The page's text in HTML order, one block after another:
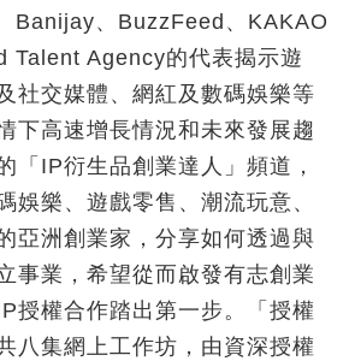
Banijay、BuzzFeed、KAKAO
Talent Agency的代表揭示遊
社交媒體、網紅及數碼娛樂等
下高速增長情況和未來發展趨
「IP衍生品創業達人」頻道，
娛樂、遊戲零售、潮流玩意、
亞洲創業家，分享如何透過與
事業，希望從而啟發有志創業
授權合作踏出第一步。「授權
八集網上工作坊，由資深授權